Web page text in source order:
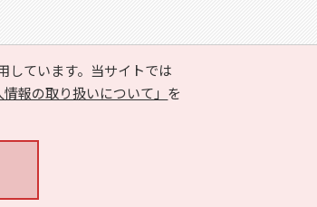
しています。当サイトでは
報の取り扱いについて」 を